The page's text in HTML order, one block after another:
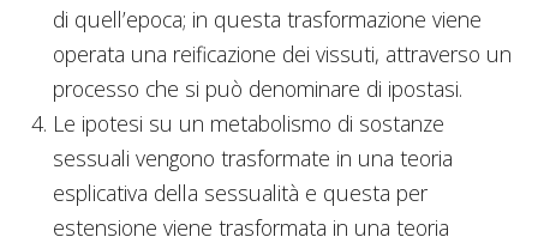
di quell’epoca; in questa trasformazione viene
operata una reificazione dei vissuti, attraverso un
processo che si può denominare di ipostasi.
Le ipotesi su un metabolismo di sostanze
sessuali vengono trasformate in una teoria
esplicativa della sessualità e questa per
estensione viene trasformata in una teoria